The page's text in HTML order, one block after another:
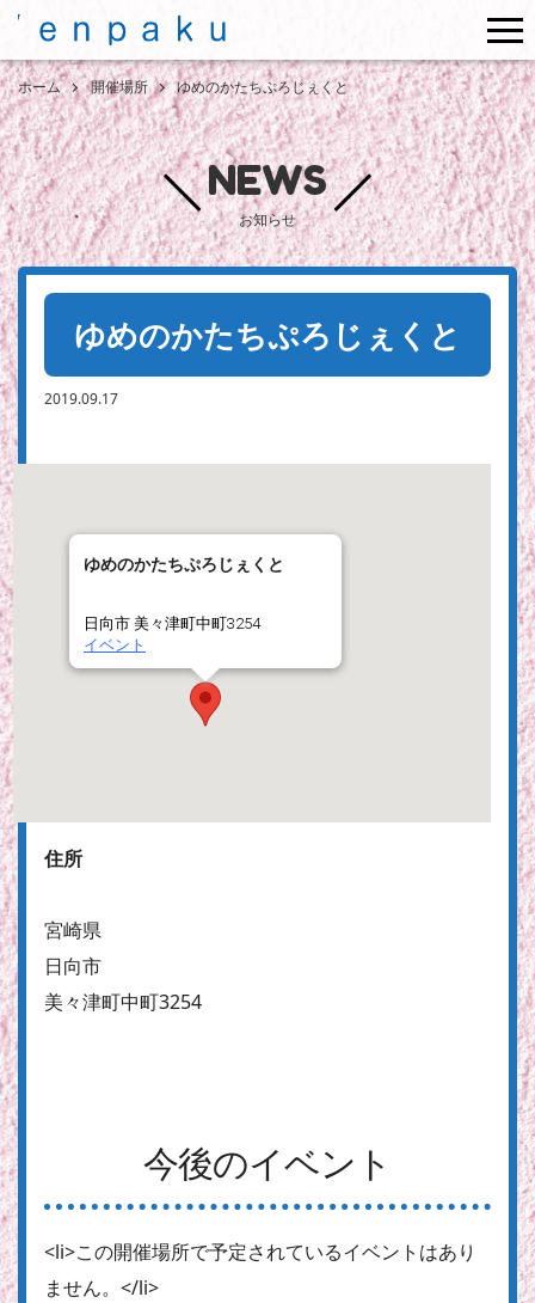
ホーム 開催場所 ゆめのかたちぷろじぇくと
NEWS
お知らせ
ゆめのかたちぷろじぇくと
2019.09.17
ゆめのかたちぷろじぇくと
日向市 美々津町中町3254
イベント
住所
宮崎県
日向市
美々津町中町3254
今後のイベント
<li>この開催場所で予定されているイベントはあり
ません。</li>